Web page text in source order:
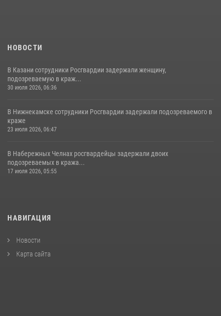
НОВОСТИ
В Казани сотрудники Росгвардии задержали женщину,
подозреваемую в краж...
30 июля 2026, 06:36
В Нижнекамске сотрудники Росгвардии задержали подозреваемого в
краже
23 июля 2026, 06:47
В Набережных Челнах росгвардейцы задержали двоих
подозреваемых в кража...
17 июля 2026, 05:55
НАВИГАЦИЯ
Новости
Карта сайта